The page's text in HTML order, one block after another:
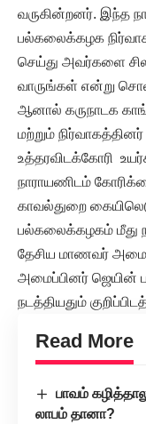
வருகின்றனர். இந்த
பல்கலைக்கழக
செய்து அவர்களை
வாருங்கள் என்று
ஆனால் கருநாடக
மற்றும்
உத்தரவிடக்கோரி
நாராயணிடம்
காவல்துறை
பல்கலைக்கழகம் மீது
தேசிய மாணவர்
அமைப்பினர் ஜெயின்
நடத்தியதும்
Read More
பாவம்
லாபம் தானா?